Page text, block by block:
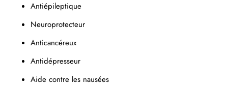
Antiépileptique
Neuroprotecteur
Anticancéreux
Antidépresseur
Aide contre les nausées